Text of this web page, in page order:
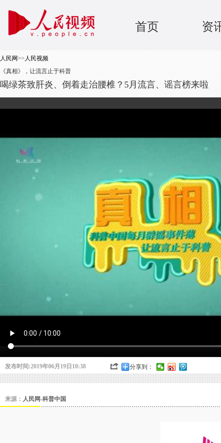
首页 资
人民网>> 人民视频
《真相》，让流言止于科普
喝绿茶致肝炎、倒着走治腰椎？5月流言、谣言榜来啦
发布时间:2019年06月19日10:38 分享到：
来源： 人民网-科普中国